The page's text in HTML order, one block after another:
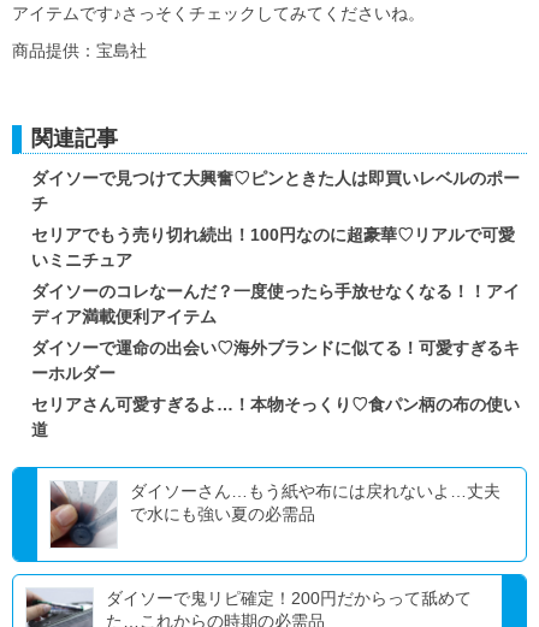
アイテムです♪さっそくチェックしてみてくださいね。
商品提供：宝島社
関連記事
ダイソーで見つけて大興奮♡ピンときた人は即買いレベルのポー
チ
セリアでもう売り切れ続出！100円なのに超豪華♡リアルで可愛
いミニチュア
ダイソーのコレなーんだ？一度使ったら手放せなくなる！！アイ
ディア満載便利アイテム
ダイソーで運命の出会い♡海外ブランドに似てる！可愛すぎるキ
ーホルダー
セリアさん可愛すぎるよ…！本物そっくり♡食パン柄の布の使い
道
ダイソーさん…もう紙や布には戻れないよ…丈夫
で水にも強い夏の必需品
ダイソーで鬼リピ確定！200円だからって舐めて
た…これからの時期の必需品